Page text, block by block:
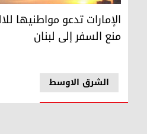
الإمارات تدعو مواطنيها
الشرق الاوسط
الإمارات تدعو مواطنيها
منع السفر إلى لبنان